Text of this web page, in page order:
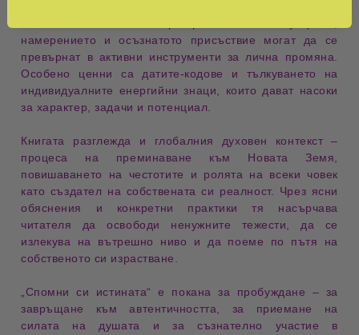
намерението иосъзнатото присъствие могат да се
превърнат в активни инструменти за лична промяна.
Особено ценни са датите-кодове
и тълкуването на
индивидуалните енергийни знаци, които дават насоки
за характер, задачи и потенциал.
Книгата разглежда и глобалния духовен контекст –
процеса на преминаване към Новата Земя
повишаването на честотите
и ролята на всеки човек
като създател на собствената си реалност. Чрез ясни
обяснения и конкретни практики тя насърчава
читателя да освободи ненужните тежести, да се
излекува на вътрешно ниво и да поеме по пътя на
собственото си израстване
„Спомни си истината“
е покана за пробуждане – за
завръщане къмавтентичността , за приемане на
силата на душата и за съзнателно участие в